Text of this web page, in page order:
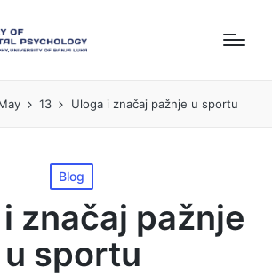
13 Uloga i značaj pažnje u sportu
Posted
in
Blog
značaj pažnje
u sportu